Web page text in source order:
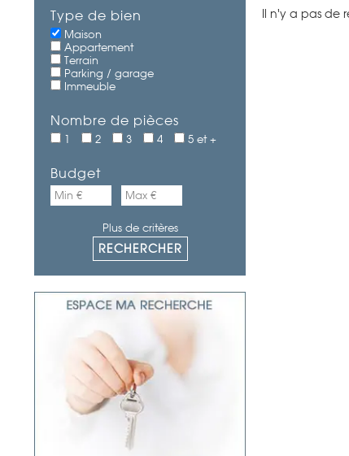
Type de bien
Maison
Appartement
Terrain
Parking / garage
Immeuble
Nombre de pièces
1 2 3 4 5 et +
Budget
Plus de critères
Il n'y a pas de